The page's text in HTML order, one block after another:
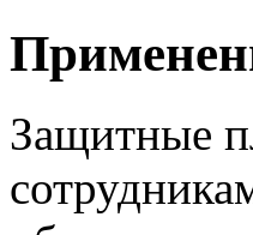
Защитные